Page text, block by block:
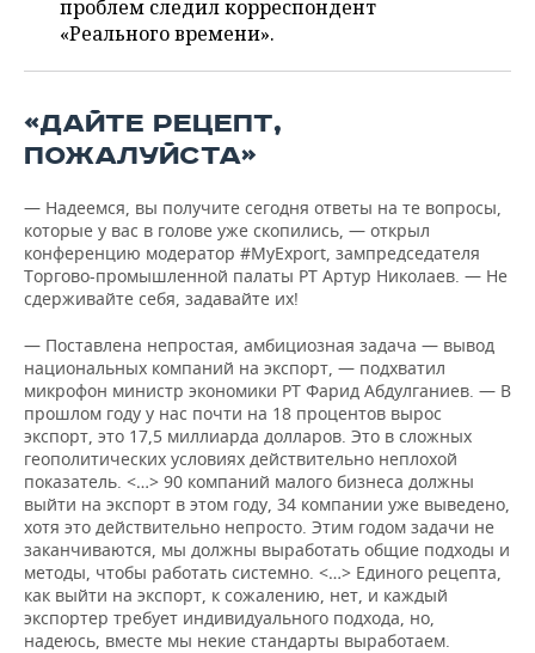
ЭНЕРГЕТИКА
ТЕЛЕКОММУНИКАЦИИ
ONLINE-КОНФЕРЕНЦИИ
ОТКРЫТАЯ ЛЕКЦИЯ
ХОККЕЙ
БАСКЕТБОЛ
ВОЛЕЙБОЛ
КИБЕРСПОРТ
ВОДНЫЕ ВИДЫ СПОРТА
ХОККЕЙ С МЯЧОМ
НОВОСТИ ОБЩЕСТВА
ВЛАСТЬ
ИНФРАСТРУКТУРА
ИСТОРИЯ
КУЛЬТУРА
ОБРАЗОВАНИЕ
ПРОИСШЕСТВИЯ
СЮЖЕТЫ
СПРАВОЧНИК
СПИСОК ПЕРСОН
СПИСОК КОМПАНИЙ
ПОЛНАЯ ВЕРСИЯ
проблем следил корреспондент
«Реального времени».
«ДАЙТЕ РЕЦЕПТ,
ПОЖАЛУЙСТА»
— Надеемся, вы получите сегодня ответы на те вопросы,
которые у вас в голове уже скопились, — открыл
конференцию модератор #MyExport, зампредседателя
Торгово-промышленной палаты РТ Артур Николаев. — Не
сдерживайте себя, задавайте их!
— Поставлена непростая, амбициозная задача — вывод
национальных компаний на экспорт, — подхватил
микрофон министр экономики РТ Фарид Абдулганиев. — В
прошлом году у нас почти на 18 процентов вырос
экспорт, это 17,5 миллиарда долларов. Это в сложных
геополитических условиях действительно неплохой
показатель. <…> 90 компаний малого бизнеса должны
выйти на экспорт в этом году, 34 компании уже выведено,
хотя это действительно непросто. Этим годом задачи не
заканчиваются, мы должны выработать общие подходы и
методы, чтобы работать системно. <…> Единого рецепта,
как выйти на экспорт, к сожалению, нет, и каждый
экспортер требует индивидуального подхода, но,
надеюсь, вместе мы некие стандарты выработаем.